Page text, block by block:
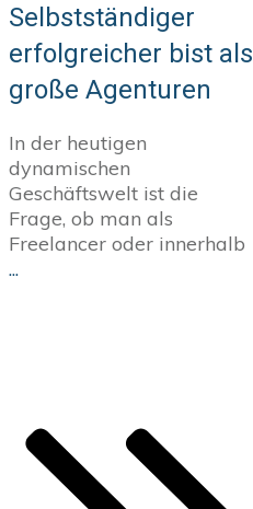
Selbstständiger
erfolgreicher bist als
große Agenturen
In der heutigen
dynamischen
Geschäftswelt ist die
Frage, ob man als
Freelancer oder innerhalb
...